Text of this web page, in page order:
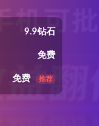
9.9钻石
免费
免费 推荐